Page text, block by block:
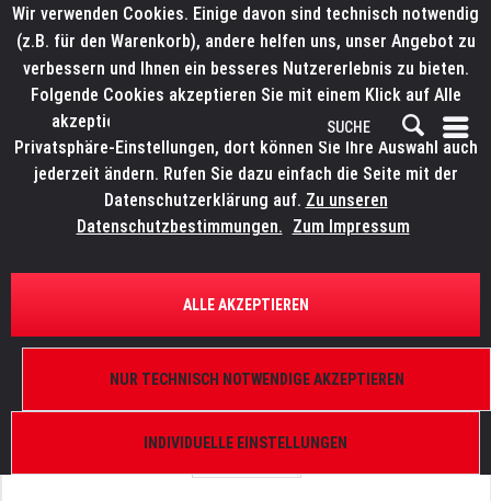
ÜBERSICHT ERSATZTEILE
Wir verwenden Cookies. Einige davon sind technisch notwendig
(z.B. für den Warenkorb), andere helfen uns, unser Angebot zu
verbessern und Ihnen ein besseres Nutzererlebnis zu bieten.
Folgende Cookies akzeptieren Sie mit einem Klick auf Alle
akzeptieren. Weitere Informationen finden Sie in den
Privatsphäre-Einstellungen, dort können Sie Ihre Auswahl auch
jederzeit ändern. Rufen Sie dazu einfach die Seite mit der
Datenschutzerklärung auf. Zu unseren
Datenschutzbestimmungen. Zum Impressum
INDIVIDUELLE EINSTELLUNGEN
NUR TECHNISCH NOTWENDIGE AKZEPTIEREN
ALLE AKZEPTIEREN